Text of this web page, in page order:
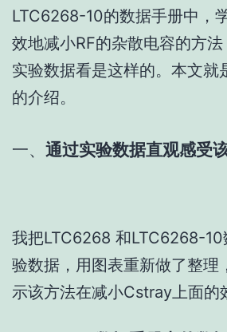
LTC6268-10的数据手册中，
效地减小RF的杂散电容的方
实验数据看是这样的。本文就
的介绍。
一、 通过实验数据直观感受
我把LTC6268 和LTC6268-10
验数据，用图表重新做了整理
示该方法在减小Cstray上面的